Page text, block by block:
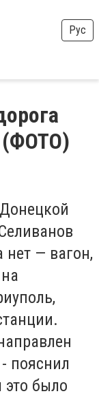
Рус
(ФОТО)
нет — вагон,
пояснил
это было